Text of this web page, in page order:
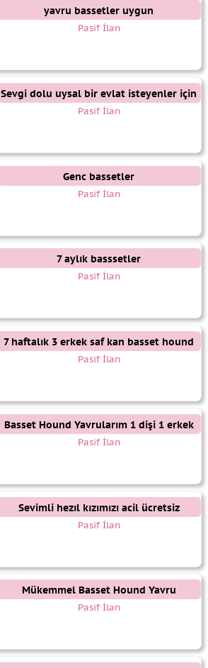
yavru bassetler uygun
sahiplendirilecekler
Pasif İlan
Sevgi dolu uysal bir evlat isteyenler için
ideal
Pasif İlan
Genc bassetler
Pasif İlan
7 aylık basssetler
Pasif İlan
7 haftalık 3 erkek saf kan basset hound
yavrular
Pasif İlan
Basset Hound Yavrularım 1 dişi 1 erkek
Pasif İlan
Sevimli hezıl kızımızı acil ücretsiz
sahiplendiriyoruz
Pasif İlan
Mükemmel Basset Hound Yavru
Pasif İlan